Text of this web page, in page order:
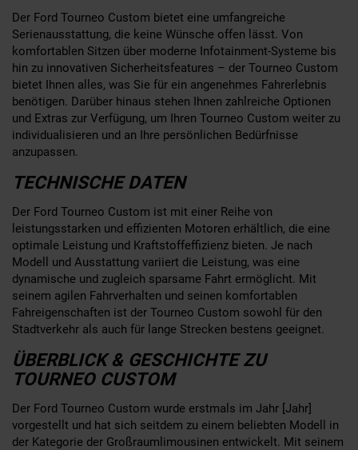
Der Ford Tourneo Custom bietet eine umfangreiche
Serienausstattung, die keine Wünsche offen lässt. Von
komfortablen Sitzen über moderne Infotainment-Systeme bis
hin zu innovativen Sicherheitsfeatures – der Tourneo Custom
bietet Ihnen alles, was Sie für ein angenehmes Fahrerlebnis
benötigen. Darüber hinaus stehen Ihnen zahlreiche Optionen
und Extras zur Verfügung, um Ihren Tourneo Custom weiter zu
individualisieren und an Ihre persönlichen Bedürfnisse
anzupassen.
TECHNISCHE DATEN
Der Ford Tourneo Custom ist mit einer Reihe von
leistungsstarken und effizienten Motoren erhältlich, die eine
optimale Leistung und Kraftstoffeffizienz bieten. Je nach
Modell und Ausstattung variiert die Leistung, was eine
dynamische und zugleich sparsame Fahrt ermöglicht. Mit
seinem agilen Fahrverhalten und seinen komfortablen
Fahreigenschaften ist der Tourneo Custom sowohl für den
Stadtverkehr als auch für lange Strecken bestens geeignet.
ÜBERBLICK & GESCHICHTE ZU
TOURNEO CUSTOM
Der Ford Tourneo Custom wurde erstmals im Jahr [Jahr]
vorgestellt und hat sich seitdem zu einem beliebten Modell in
der Kategorie der Großraumlimousinen entwickelt. Mit seinem